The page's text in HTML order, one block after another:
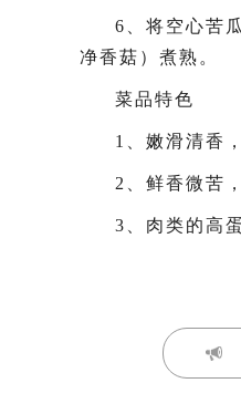
6、将空心苦
净香菇）煮熟。
菜品特色
1、嫩滑清香
2、鲜香微苦
3、肉类的高